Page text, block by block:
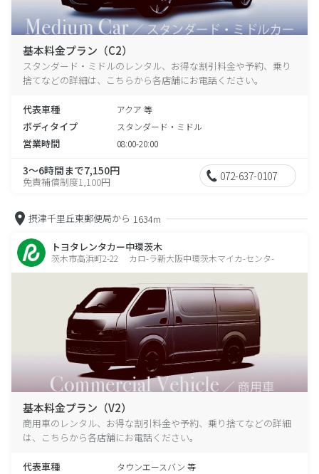
基本料金プラン（C2）
スタンダード・ミドルのレンタル、お得な割引料金や予約、乗り
捨てなどの詳細は、こちらから各店舗にお電話ください。
代表車種 アクア 等
ボディタイプ スタンダード・ミドル
営業時間 08:00-20:00
3～6時間まで7,150円
免責補償制度1,100円 072-637-0107
摂津千里丘東郵便局から 1634m
トヨタレンタカー中環茨木
茨木市高浜町2-22 カロ-ラ新大阪中環茨木マイカ-センタ-
基本料金プラン（V2）
商用車のレンタル、お得な割引料金や予約、乗り捨てなどの詳細
は、こちらから各店舗にお電話ください。
代表車種 タウンエースバン 等